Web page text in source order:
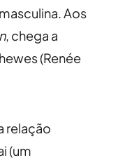
Aos
, chega a
(Renée
relação
(um